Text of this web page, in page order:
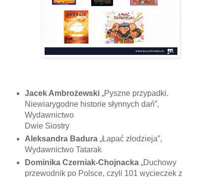
Jacek Ambrożewski„Pyszne przypadki.
Niewiarygodne historie słynnych dań”,
Wydawnictwo
Dwie Siostry
Aleksandra Badura„Łapać złodzieja”,
Wydawnictwo Tatarak
Dominika Czerniak-Chojnacka„Duchowy
przewodnik po Polsce, czyli 101 wycieczek z